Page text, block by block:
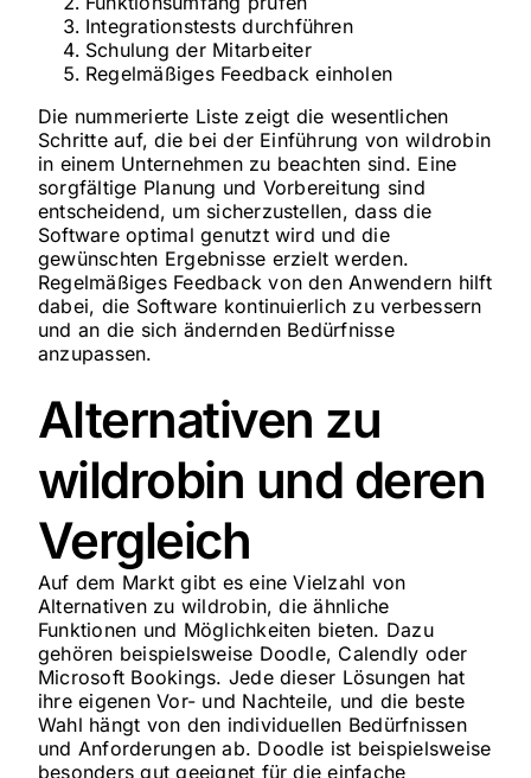
Integrationstests durchführen
Schulung der Mitarbeiter
Regelmäßiges Feedback einholen
Die nummerierte Liste zeigt die wesentlichen
Schritte auf, die bei der Einführung von wildrobin
in einem Unternehmen zu beachten sind. Eine
sorgfältige Planung und Vorbereitung sind
entscheidend, um sicherzustellen, dass die
Software optimal genutzt wird und die
gewünschten Ergebnisse erzielt werden.
Regelmäßiges Feedback von den Anwendern hilft
dabei, die Software kontinuierlich zu verbessern
und an die sich ändernden Bedürfnisse
anzupassen.
Alternativen zu
wildrobin und deren
Vergleich
Auf dem Markt gibt es eine Vielzahl von
Alternativen zu wildrobin, die ähnliche
Funktionen und Möglichkeiten bieten. Dazu
gehören beispielsweise Doodle, Calendly oder
Microsoft Bookings. Jede dieser Lösungen hat
ihre eigenen Vor- und Nachteile, und die beste
Wahl hängt von den individuellen Bedürfnissen
und Anforderungen ab. Doodle ist beispielsweise
besonders gut geeignet für die einfache